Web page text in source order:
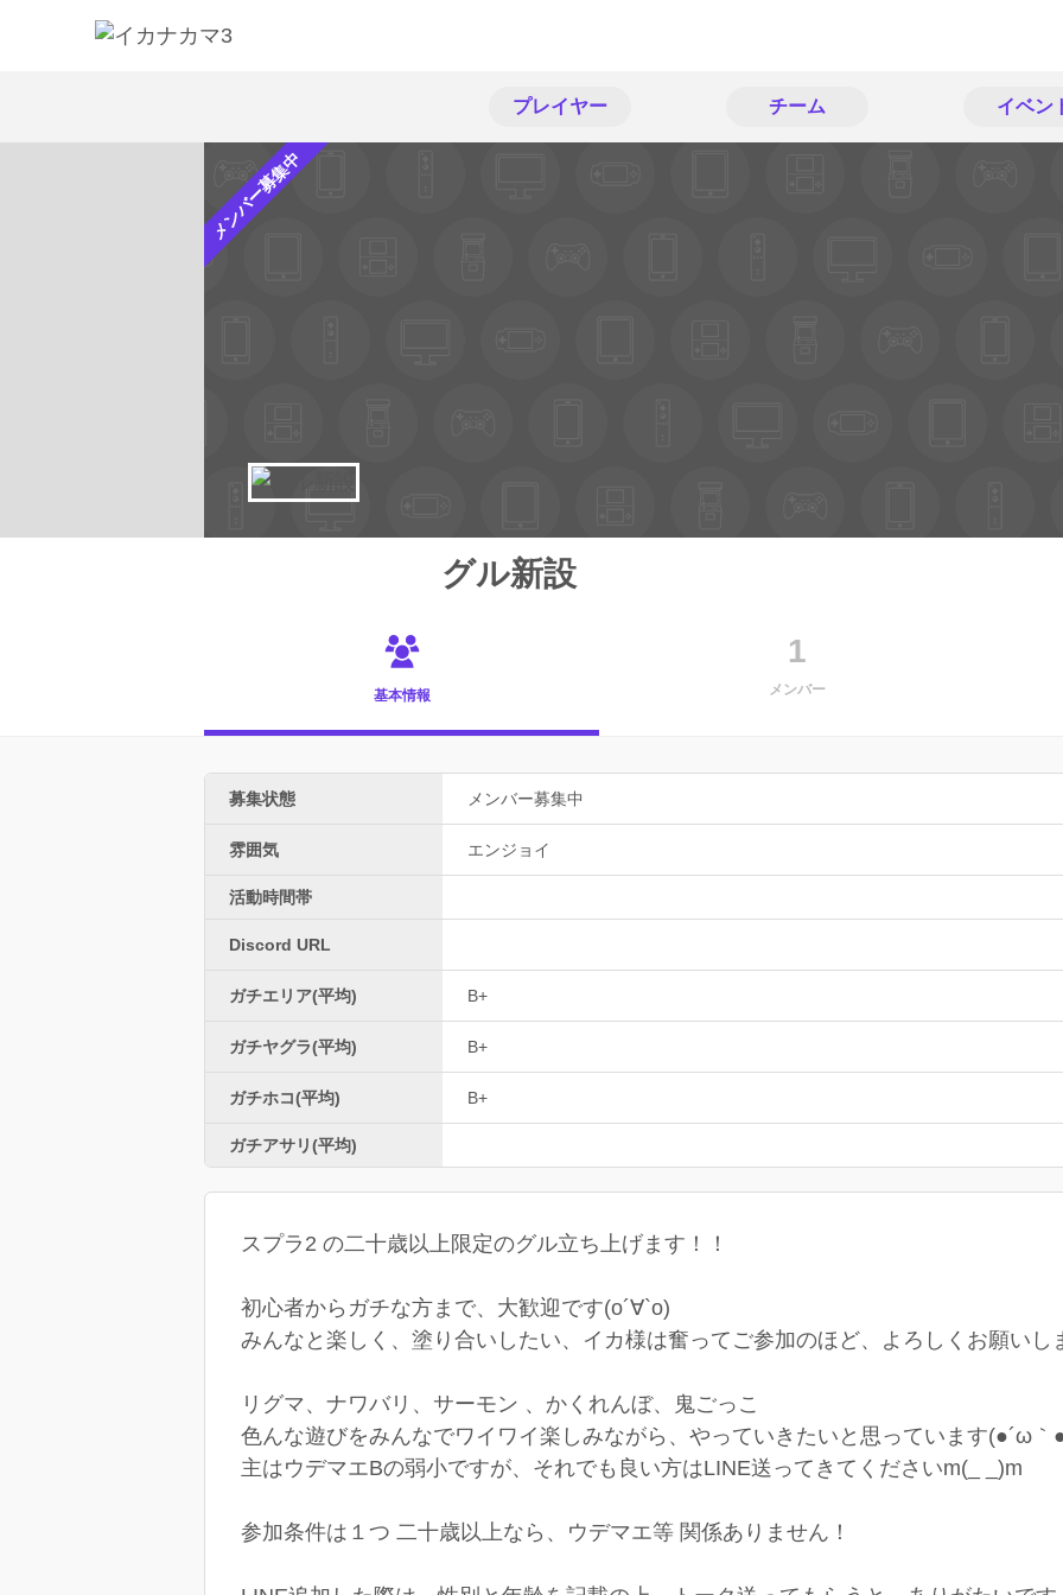
プレイヤー チーム イベン
メンバー募集中
グル新設
基本情報
1
メンバー
募集状態 メンバー募集中
雰囲気 エンジョイ
活動時間帯
Discord URL
ガチエリア(平均) B+
ガチヤグラ(平均) B+
ガチホコ(平均) B+
ガチアサリ(平均)
スプラ2 の二十歳以上限定のグル立ち上げます！！
初心者からガチな方まで、大歓迎です(о´∀`о)
みんなと楽しく、塗り合いしたい、イカ様は奮ってご参加のほど、よろしくお願いし
リグマ、ナワバリ、サーモン 、かくれんぼ、鬼ごっこ
色んな遊びをみんなでワイワイ楽しみながら、やっていきたいと思っています(●´ω｀
主はウデマエBの弱小ですが、それでも良い方はLINE送ってきてくださいm(_ _)m
参加条件は１つ 二十歳以上なら、ウデマエ等 関係ありません！